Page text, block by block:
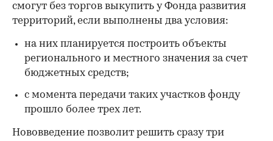
смогут без торгов выкупить у Фонда развития
территорий, если выполнены два условия:
на них планируется построить объекты
регионального и местного значения за счет
бюджетных средств;
с момента передачи таких участков фонду
прошло более трех лет.
Нововведение позволит решить сразу три